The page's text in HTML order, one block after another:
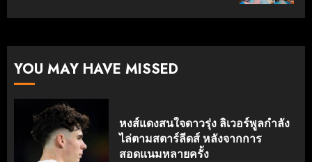
YOU MAY HAVE MISSED
หงส์แดงสนใจดาวรุ่ง ลิเวอร์พูลกำลัง
ไล่ตามสตาร์ลีดส์ หลังจากการ
สอดแนมหลายครั้ง